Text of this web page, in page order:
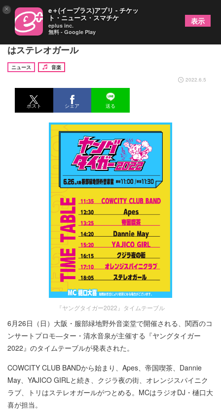
『ヤングタイガー2022』タイムテーブル発表 トリ
はステレオガール
ニュース
音楽
2022.6.5
ポスト シェア 送る
『ヤングタイガー2022』タイムテーブル
6月26日（日）大阪・服部緑地野外音楽堂で開催される、関西のコ
ンサートプロモ―ター・清水音泉が主催する『ヤングタイガー
2022』のタイムテーブルが発表された。
COWCITY CLUB BANDから始まり、Apes、帝国喫茶、Dannie
May、YAJICO GIRLと続き、クジラ夜の街、オレンジスパイニク
ラブ、トリはステレオガールがつとめる。MCはラジオDJ・樋口大
喜が担当。
× e＋(イープラス)アプリ - チケッ
ト・ニュース・スマチケ
eplus inc.
無料 - Google Play
表示